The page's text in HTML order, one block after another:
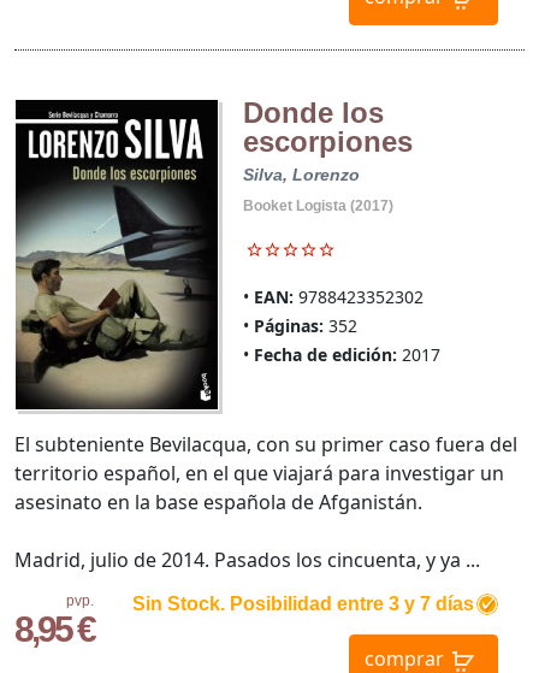
Donde los
escorpiones
Silva, Lorenzo
Booket Logista (2017)
EAN: 9788423352302
Páginas: 352
Fecha de edición: 2017
pvp.
8,95 €
Sin Stock. Posibilidad entre 3 y 7 días
comprar
El subteniente Bevilacqua, con su primer caso fuera del
territorio español, en el que viajará para investigar un
asesinato en la base española de Afganistán.
Madrid, julio de 2014. Pasados los cincuenta, y ya ...